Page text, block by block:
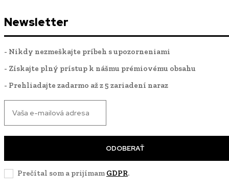
Newsletter
- Nikdy nezmeškajte príbeh s upozorneniami
- Získajte plný prístup k nášmu prémiovému obsahu
- Prehliadajte zadarmo až z 5 zariadení naraz
ODOBERAŤ
Prečítal som a prijímam GDPR.